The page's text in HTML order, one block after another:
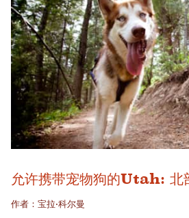
允许携带宠物狗的Utah: 北
作者：宝拉·科尔曼